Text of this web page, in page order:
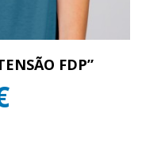
FDP”